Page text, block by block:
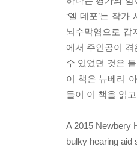
‘엘 데포’는 작
뇌수막염으로 갑
에서 주인공이
수 있었던 것은
이 책은 뉴베리
들이 이 책을 읽
A 2015 Newbery
bulky hearing aid